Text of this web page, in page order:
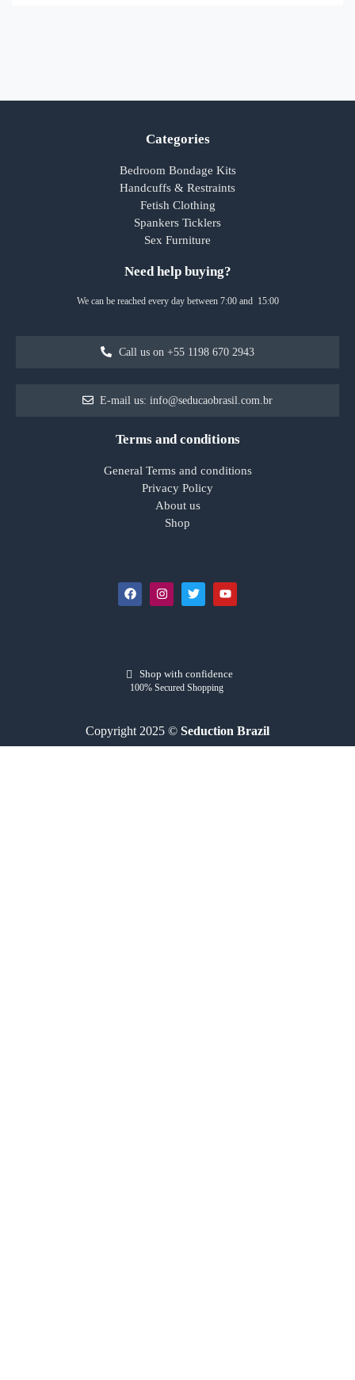
Categories
Bedroom Bondage Kits
Handcuffs & Restraints
Fetish Clothing
Spankers Ticklers
Sex Furniture
Need help buying?
We can be reached every day between 7:00 and 15:00
Call us on +55 1198 670 2943
E-mail us: info@seducaobrasil.com.br
Terms and conditions
General Terms and conditions
Privacy Policy
About us
Shop
Shop with confidence
100% Secured Shopping
Copyright 2025 © Seduction Brazil